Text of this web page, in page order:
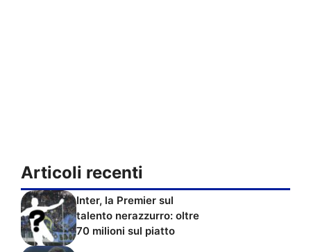
Articoli recenti
Inter, la Premier sul
talento nerazzurro: oltre
70 milioni sul piatto